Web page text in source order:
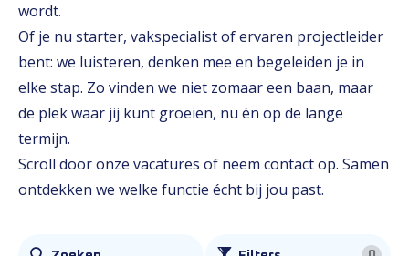
wordt.
Of je nu starter, vakspecialist of ervaren projectleider
bent: we luisteren, denken mee en begeleiden je in
elke stap. Zo vinden we niet zomaar een baan, maar
de plek waar jij kunt groeien, nu én op de lange
termijn.
Scroll door onze vacatures of neem contact op. Samen
ontdekken we welke functie écht bij jou past.
Alle